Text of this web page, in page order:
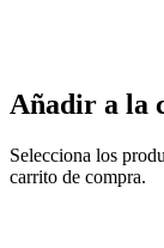
Añadir a la
Selecciona los
carrito de compra.